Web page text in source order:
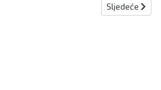
Sljedeći
Sljedeće